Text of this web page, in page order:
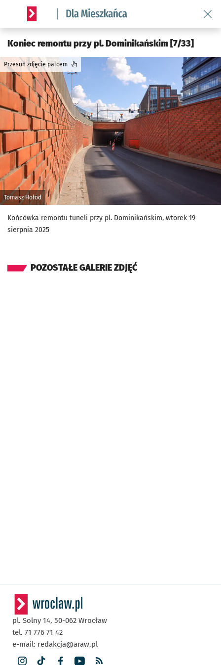
Serwis informacyjny wroclaw.pl podserwis: Dla mieszkańca
Koniec remontu przy pl. Dominikańskim [7/33]
Tomasz Hołod
Przesuń zdjęcie palcem
Końcówka remontu tuneli przy pl. Dominikańskim, wtorek 19
sierpnia 2025
POZOSTAŁE GALERIE ZDJĘĆ
pl. Solny 14, 50-062 Wrocław
tel. 71 776 71 42
e-mail: redakcja@araw.pl